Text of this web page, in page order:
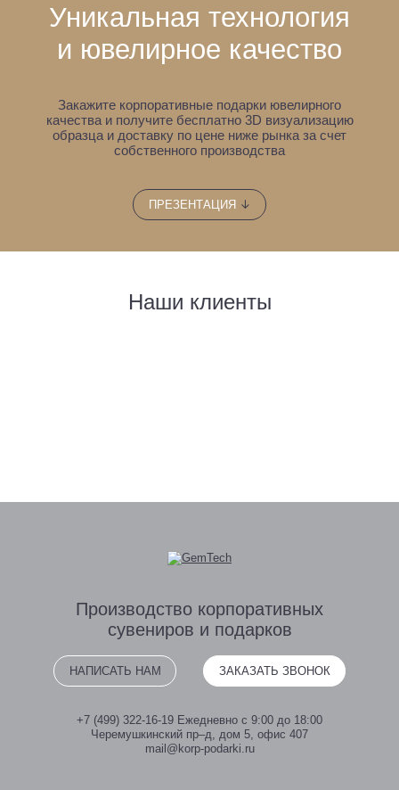
Уникальная технология
и ювелирное качество
Закажите корпоративные подарки ювелирного
качества и получите бесплатно 3D визуализацию
образца и доставку по цене ниже рынка за счет
собственного производства
ПРЕЗЕНТАЦИЯ ↓
Наши клиенты
Производство корпоративных
сувениров и подарков
НАПИСАТЬ НАМ ЗАКАЗАТЬ ЗВОНОК
+7 (499) 322-16-19 Ежедневно с 9:00 до 18:00
Черемушкинский пр–д, дом 5, офис 407
mail@korp-podarki.ru